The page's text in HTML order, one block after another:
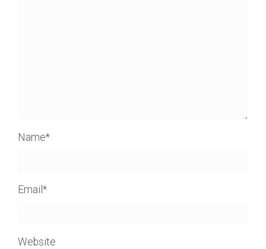
Name*
Email *
Website